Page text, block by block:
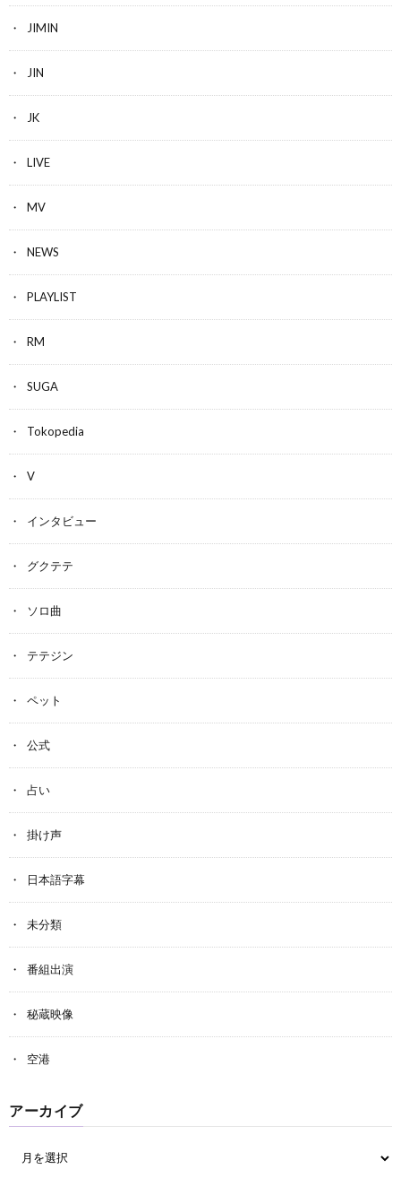
JIMIN
JIN
JK
LIVE
MV
NEWS
PLAYLIST
RM
SUGA
Tokopedia
V
インタビュー
グクテテ
ソロ曲
テテジン
ペット
公式
占い
掛け声
日本語字幕
未分類
番組出演
秘蔵映像
空港
アーカイブ